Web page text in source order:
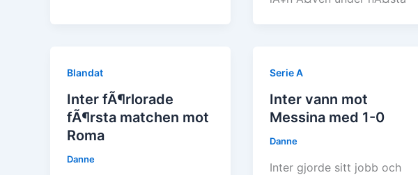
Blandat
Inter fÃ¶rlorade
fÃ¶rsta matchen mot
Roma
Danne
Serie A
Inter vann mot
Messina med 1-0
Danne
Inter gjorde sitt jobb och